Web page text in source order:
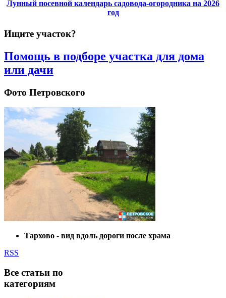
Лунный посевной календарь садовода-огородника на 2026
год
Ищите участок?
Помощь в подборе участка для дома
или дачи
Фото Петровского
Тархово - вид вдоль дороги после храма
RSS
Все статьи по
категориям